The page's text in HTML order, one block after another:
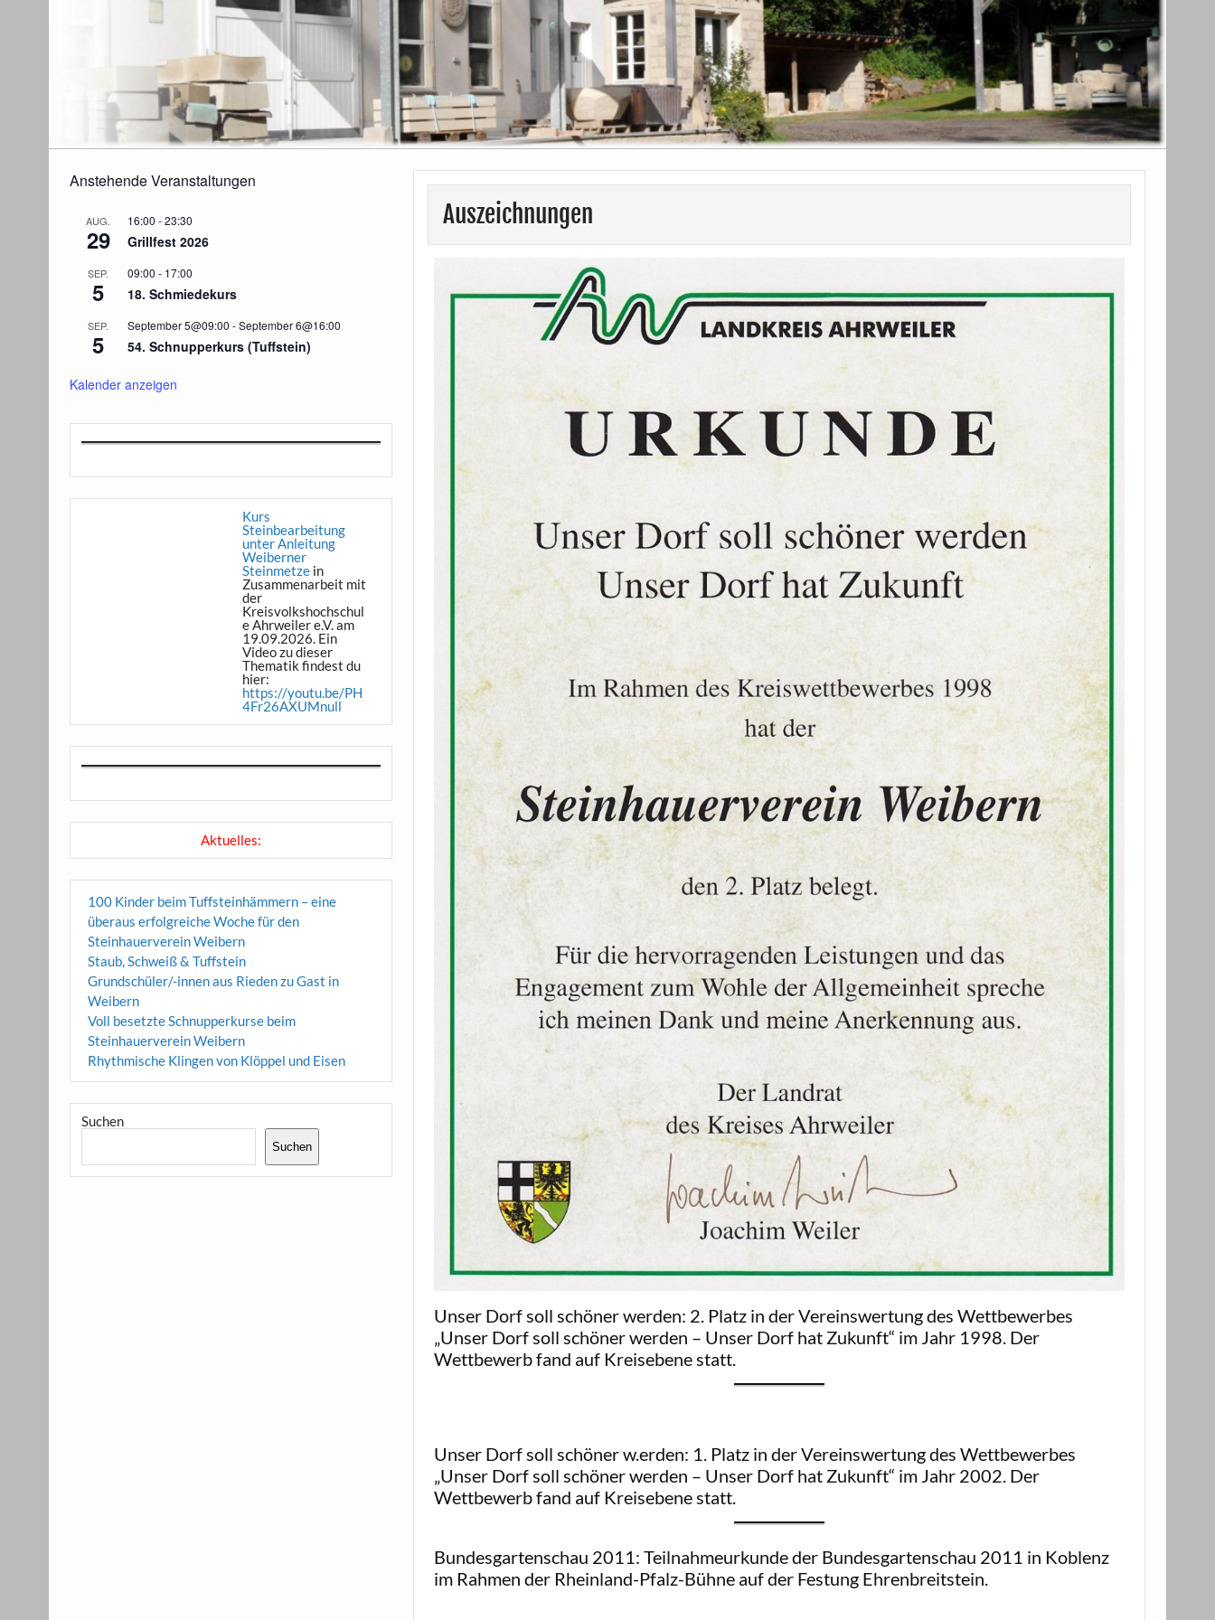
Auszeichnungen
Unser Dorf soll schöner werden: 2. Platz in der Vereinswertung des Wettbewerbes
„Unser Dorf soll schöner werden – Unser Dorf hat Zukunft“ im Jahr 1998. Der
Wettbewerb fand auf Kreisebene statt.
Unser Dorf soll schöner w.erden: 1. Platz in der Vereinswertung des Wettbewerbes
„Unser Dorf soll schöner werden – Unser Dorf hat Zukunft“ im Jahr 2002. Der
Wettbewerb fand auf Kreisebene statt.
Bundesgartenschau 2011: Teilnahmeurkunde der Bundesgartenschau 2011 in Koblenz
im Rahmen der Rheinland-Pfalz-Bühne auf der Festung Ehrenbreitstein.
Anstehende Veranstaltungen
AUG.
29
16:00 -23:30
Grillfest 2026
SEP.
5
09:00 - 17:00
18. Schmiedekurs
SEP.
5
September 5@09:00 -September 6@16:00
54. Schnupperkurs (Tuffstein)
Kalender anzeigen
Kurs
Steinbearbeitung
unter Anleitung
Weiberner
Steinmetze in
Zusammenarbeit mit
der
Kreisvolkshochschul
e Ahrweiler e.V. am
19.09.2026. Ein
Video zu dieser
Thematik findest du
hier:
https://youtu.be/PH
4Fr26AXUMnull
Aktuelles:
100 Kinder beim Tuffsteinhämmern – eine
überaus erfolgreiche Woche für den
Steinhauerverein Weibern
Staub, Schweiß & Tuffstein
Grundschüler/-innen aus Rieden zu Gast in
Weibern
Voll besetzte Schnupperkurse beim
Steinhauerverein Weibern
Rhythmische Klingen von Klöppel und Eisen
Suchen
Suchen